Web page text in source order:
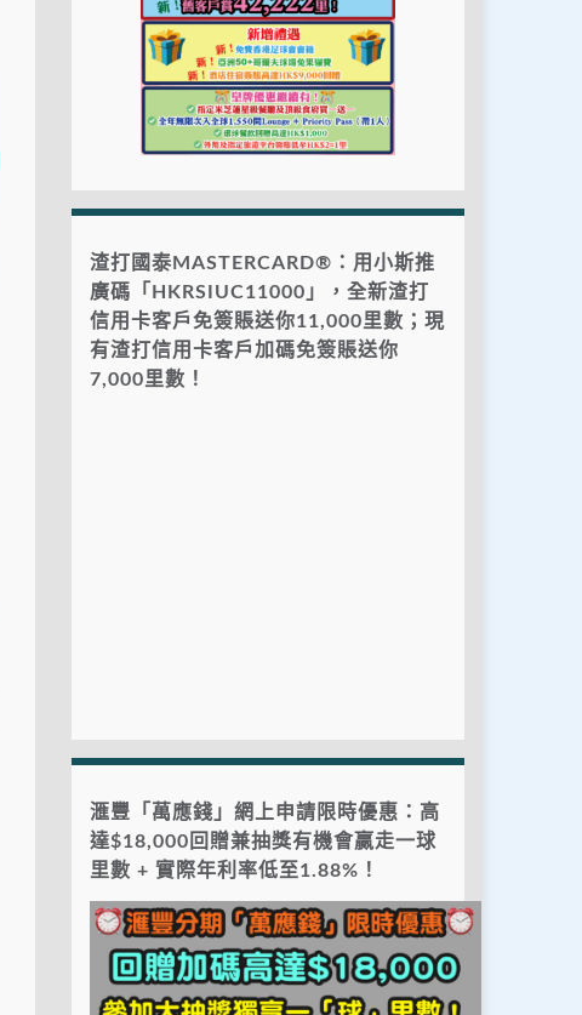
渣打國泰MASTERCARD®：用小斯推
廣碼「HKRSIUC11000」，全新渣打
信用卡客戶免簽賬送你11,000里數；現
有渣打信用卡客戶加碼免簽賬送你
7,000里數！
滙豐「萬應錢」網上申請限時優惠：高
達$18,000回贈兼抽獎有機會贏走一球
里數 + 實際年利率低至1.88%！